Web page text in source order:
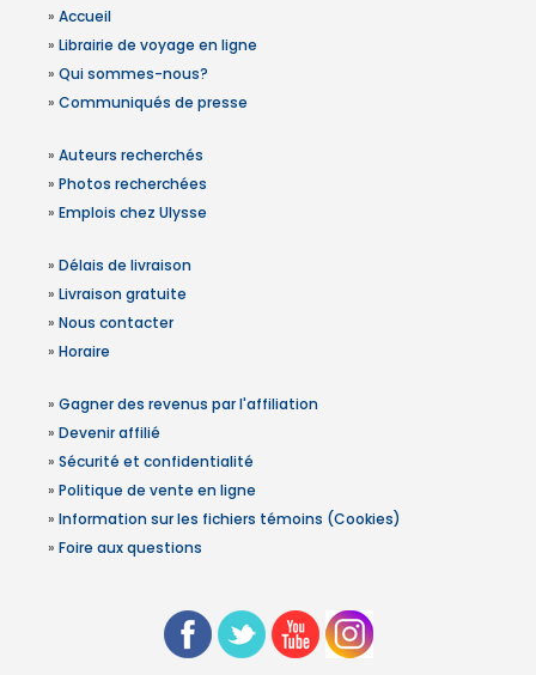
» Accueil
» Librairie de voyage en ligne
» Qui sommes-nous?
» Communiqués de presse
» Auteurs recherchés
» Photos recherchées
» Emplois chez Ulysse
» Délais de livraison
» Livraison gratuite
» Nous contacter
» Horaire
» Gagner des revenus par l'affiliation
» Devenir affilié
» Sécurité et confidentialité
» Politique de vente en ligne
» Information sur les fichiers témoins (Cookies)
» Foire aux questions